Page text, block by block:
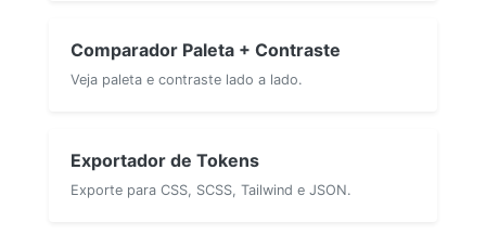
Comparador Paleta + Contraste
Veja paleta e contraste lado a lado.
Exportador de Tokens
Exporte para CSS, SCSS, Tailwind e JSON.